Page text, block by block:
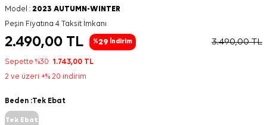
Model : 2023 AUTUMN-WINTER
Peşin Fiyatına 4 Taksit İmkanı
2.490,00 TL %29 İndirim 3.490,00TL
Sepette %30 1.743,00 TL
2 ve üzeri +% 20 indirim
Beden :Tek Ebat
Tek Ebat